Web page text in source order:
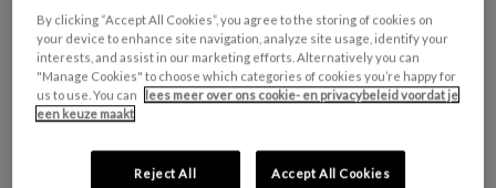
GESCHIKT VOOR:
KLEURGROEP: Zwart
By clicking “Accept All Cookies”, you agree to the storing of cookies on
your device to enhance site navigation, analyze site usage, identify your
interests, and assist in our marketing efforts. Alternatively you can
"Manage Cookies" to choose which categories of cookies you’re happy for
us to use. You can
lees meer over ons cookie- en privacybeleid voordat je
een keuze maakt
Reject All Accept All Cookies